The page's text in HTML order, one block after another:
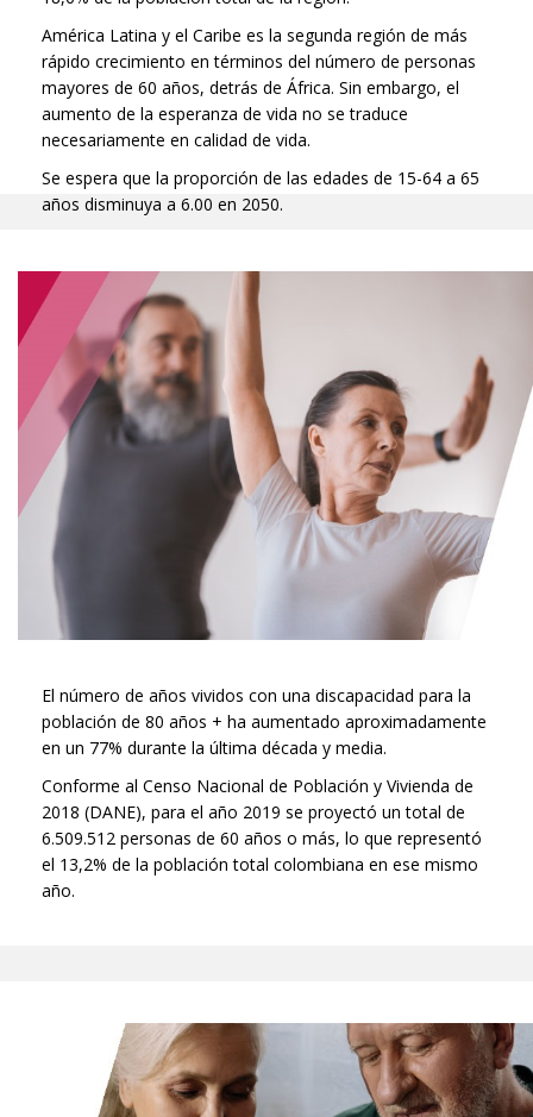
América Latina y el Caribe es la segunda región de más
rápido crecimiento en términos del número de personas
mayores de 60 años, detrás de África. Sin embargo, el
aumento de la esperanza de vida no se traduce
necesariamente en calidad de vida.
Se espera que la proporción de las edades de 15-64 a 65
años disminuya a 6.00 en 2050.
El número de años vividos con una discapacidad para la
población de 80 años + ha aumentado aproximadamente
en un 77% durante la última década y media.
Conforme al Censo Nacional de Población y Vivienda de
2018 (DANE), para el año 2019 se proyectó un total de
6.509.512 personas de 60 años o más, lo que representó
el 13,2% de la población total colombiana en ese mismo
año.